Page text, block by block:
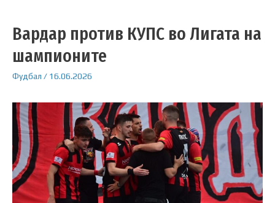
Вардар против КУПС во Лигата на
шампионите
Фудбал / 16.06.2026